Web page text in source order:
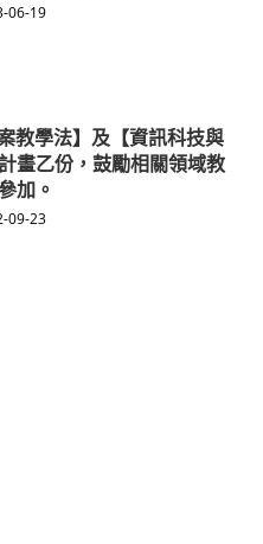
06-19
教學法】及【資訊科技與
畫乙份，鼓勵相關領域教
加。
09-23